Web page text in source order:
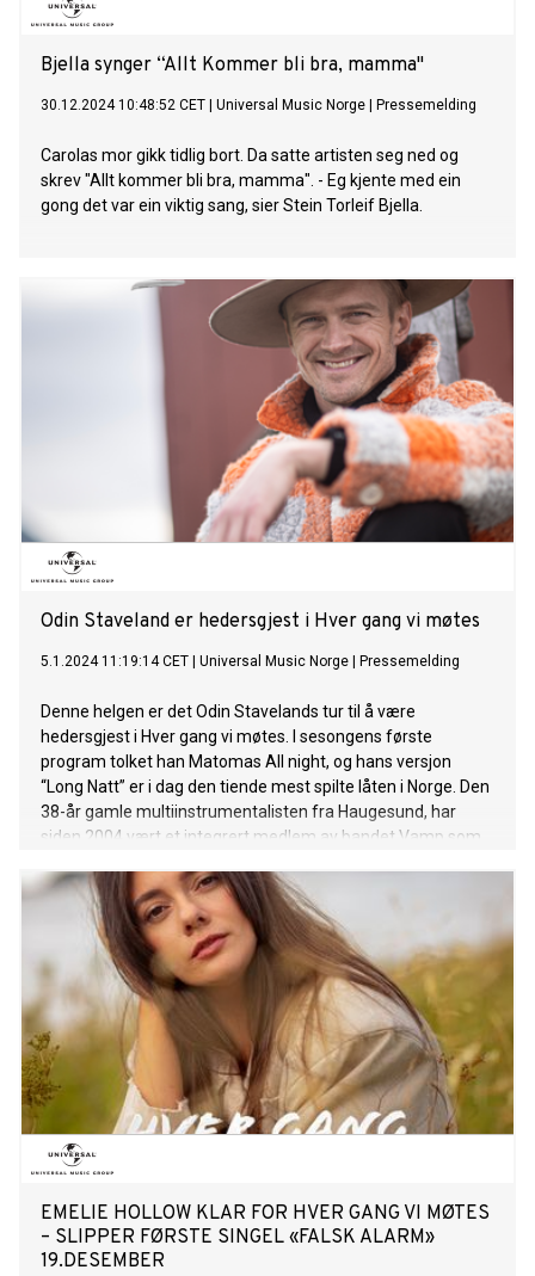
Bjella synger “Allt Kommer bli bra, mamma"
30.12.2024 10:48:52 CET Universal Music Norge Pressemelding
Carolas mor gikk tidlig bort. Da satte artisten seg ned og
skrev "Allt kommer bli bra, mamma". - Eg kjente med ein
gong det var ein viktig sang, sier Stein Torleif Bjella.
Odin Staveland er hedersgjest i Hver gang vi møtes
5.1.2024 11:19:14 CET Universal Music Norge Pressemelding
Denne helgen er det Odin Stavelands tur til å være
hedersgjest i Hver gang vi møtes. I sesongens første
program tolket han Matomas All night, og hans versjon
“Long Natt” er i dag den tiende mest spilte låten i Norge. Den
38-år gamle multiinstrumentalisten fra Haugesund, har
siden 2004 vært et integrert medlem av bandet Vamp som
scenen. Hans innflytelse strekker seg langt, ikke bare
gjennom flere utgitt album med Vamp, men også som
soloartist og komponist for teater og film. Odin har gjennom
karrieren blitt nominert til Spellemann både som komponist
og som medlem av Vamp. Hittil har han sammen med
bandet utgitt hele ni studioalbum, fått ti gullplater, tre
platinaplater, to trippelplatina og fem Spellemannpriser. Han
slapp sitt solodebutalbum «Mellom Husene» allerede i 2015
og i 2020 ga han ut sitt kritikerroste album «Sillajass». På
Odin Staveland sin dag på det folkekjære TV2-programmet
Hver gang vi møtes, fremfører Ramón en hjert
EMELIE HOLLOW KLAR FOR HVER GANG VI MØTES
– SLIPPER FØRSTE SINGEL «FALSK ALARM»
19.DESEMBER